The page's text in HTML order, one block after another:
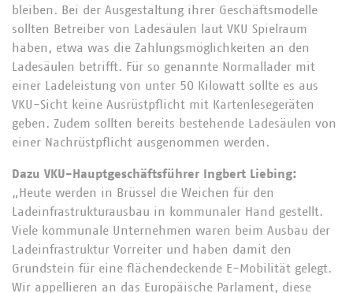
bleiben. Bei der Ausgestaltung ihrer Geschäftsmodelle
sollten Betreiber von Ladesäulen laut VKU Spielraum
haben, etwa was die Zahlungsmöglichkeiten an den
Ladesäulen betrifft. Für so genannte Normallader mit
einer Ladeleistung von unter 50 Kilowatt sollte es aus
VKU-Sicht keine Ausrüstpflicht mit Kartenlesegeräten
geben. Zudem sollten bereits bestehende Ladesäulen von
einer Nachrüstpflicht ausgenommen werden.
Dazu VKU-Hauptgeschäftsführer Ingbert Liebing:
„Heute werden in Brüssel die Weichen für den
Ladeinfrastrukturausbau in kommunaler Hand gestellt.
Viele kommunale Unternehmen waren beim Ausbau der
Ladeinfrastruktur Vorreiter und haben damit den
Grundstein für eine flächendeckende E-Mobilität gelegt.
Wir appellieren an das Europäische Parlament, diese